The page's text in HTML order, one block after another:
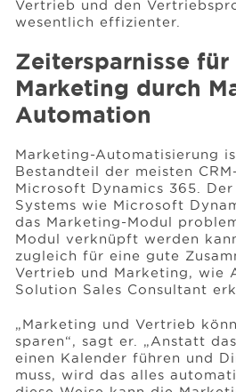
Vertrieb und den
wesentlich effizienter.
Zeitersparnisse
Marketing durch
Automation
Marketing-Automatisierung
Bestandteil der meisten
Microsoft Dynamics 365.
Systems wie Microsoft
das Marketing-Modul
Modul verknüpft werden
zugleich für eine gute
Vertrieb und Marketing, wie
Solution Sales Consultant
„Marketing und Vertrieb
sparen“, sagt er. „Anstatt
einen Kalender führen und
muss, wird das alles